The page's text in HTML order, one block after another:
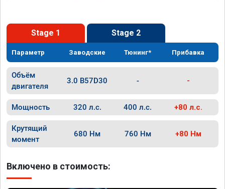
Stage 1 Stage 2
Параметр Заводские Тюнинг* Прибавка
Объём
двигателя
3.0 B57D30 - -
Мощность 320 л.с. 400 л.с. +80 л.с.
Крутящий
момент
680 Нм 760 Нм +80 Нм
Включено в стоимость: